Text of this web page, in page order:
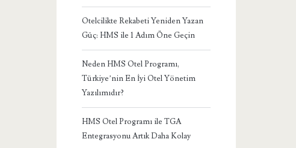
Otelcilikte Rekabeti Yeniden Yazan
Güç: HMS ile 1 Adım Öne Geçin
Neden HMS Otel Programı,
Türkiye’nin En İyi Otel Yönetim
Yazılımıdır?
HMS Otel Programı ile TGA
Entegrasyonu Artık Daha Kolay